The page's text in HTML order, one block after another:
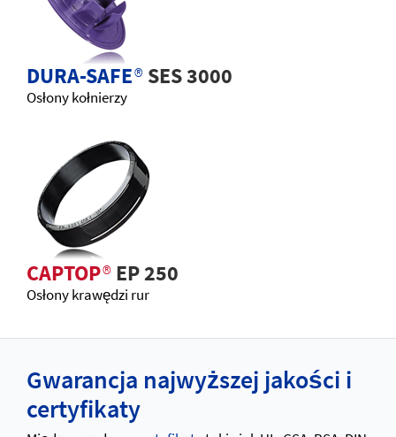
DURA-SAFE®SES 3000
Osłony kołnierzy
CAPTOP®EP 250
Osłony krawędzi rur
Gwarancja najwyższej jakości i
certyfikaty